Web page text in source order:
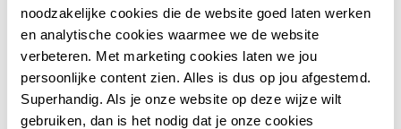
noodzakelijke cookies die de website goed laten werken
en analytische cookies waarmee we de website
verbeteren. Met marketing cookies laten we jou
persoonlijke content zien. Alles is dus op jou afgestemd.
Superhandig. Als je onze website op deze wijze wilt
gebruiken, dan is het nodig dat je onze cookies